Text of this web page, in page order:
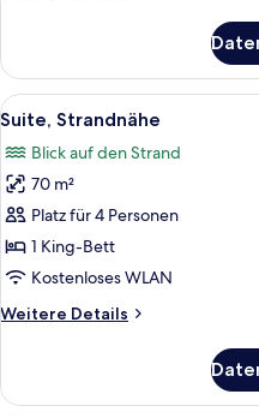
Suite,
Poolblick
Alle
Fotos
für
Suite,
Strandnähe
anzeigen
5
Suite, Strandnähe
Blick auf den Strand
70 m²
Platz für 4 Personen
1 King-Bett
Kostenloses WLAN
Weitere Details
Weitere
Strandnähe